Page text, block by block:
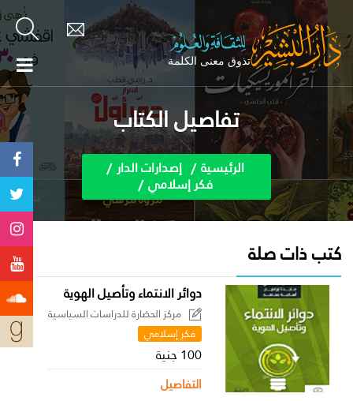
تفاصيل الكتاب
الرئيسية إصدارات الدار
فكر إسلامي
كتب ذات صلة
دوائر الانتماء وتأصيل الهوية
مركز الحضارة للدراسات السياسية
فكر إسلامي
100 جنية
التفاصيل